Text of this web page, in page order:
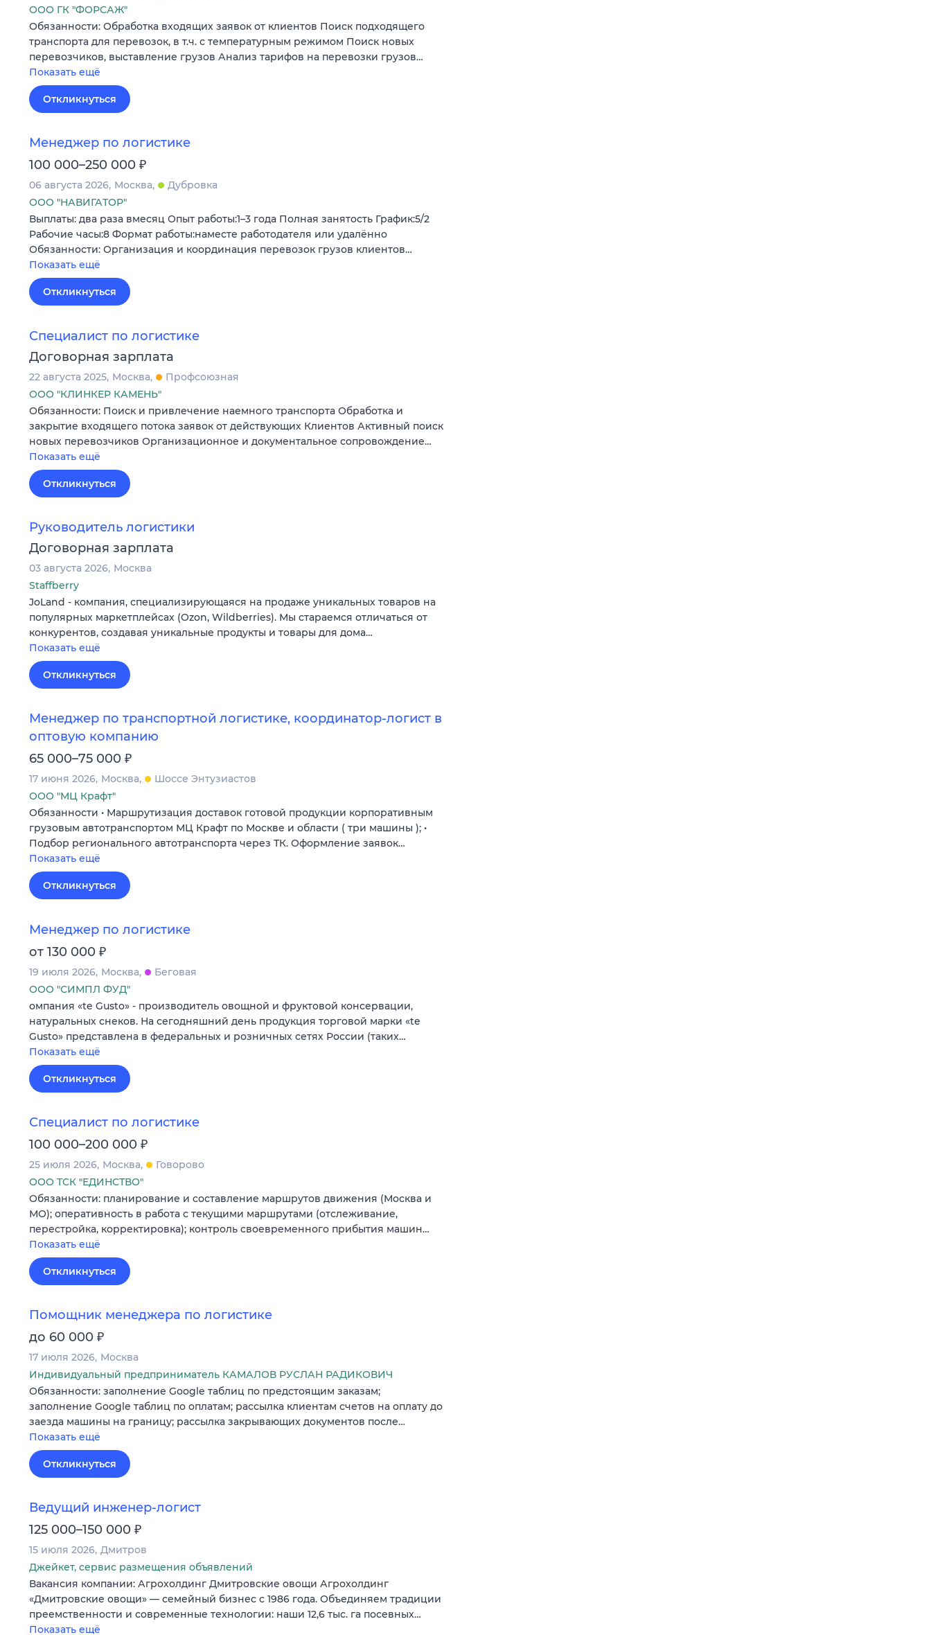
ООО ГК "ФОРСАЖ"
Обязанности: Обработка входящих заявок от клиентов Поиск подходящего
транспорта для перевозок, в т.ч. с температурным режимом Поиск новых
перевозчиков, выставление грузов Анализ тарифов на перевозки грузов…
Показать ещё
Откликнуться
Менеджер по логистике
100 000–250 000 ₽
06 августа 2026 Москва
Дубровка
ООО "НАВИГАТОР"
Выплаты: два раза вмесяц Опыт работы:1–3 года Полная занятость График:5/2
Рабочие часы:8 Формат работы:наместе работодателя или удалённо
Обязанности: Организация и координация перевозок грузов клиентов…
Показать ещё
Откликнуться
Специалист по логистике
Договорная зарплата
22 августа 2025 Москва
Профсоюзная
ООО "КЛИНКЕР КАМЕНЬ"
Обязанности: Поиск и привлечение наемного транспорта Обработка и
закрытие входящего потока заявок от действующих Клиентов Активный поиск
новых перевозчиков Организационное и документальное сопровождение…
Показать ещё
Откликнуться
Руководитель логистики
Договорная зарплата
03 августа 2026 Москва
Staffberry
JoLand - компания, специализирующаяся на продаже уникальных товаров на
популярных маркетплейсах (Ozon, Wildberries). Мы стараемся отличаться от
конкурентов, создавая уникальные продукты и товары для дома…
Показать ещё
Откликнуться
Менеджер по транспортной логистике, координатор-логист в
оптовую компанию
65 000–75 000 ₽
17 июня 2026 Москва
Шоссе Энтузиастов
ООО "МЦ Крафт"
Обязанности • Маршрутизация доставок готовой продукции корпоративным
грузовым автотранспортом МЦ Крафт по Москве и области ( три машины ); •
Подбор регионального автотранспорта через ТК. Оформление заявок…
Показать ещё
Откликнуться
Менеджер по логистике
от 130 000 ₽
19 июля 2026 Москва
Беговая
ООО "СИМПЛ ФУД"
омпания «te Gusto» - производитель овощной и фруктовой консервации,
натуральных снеков. На сегодняшний день продукция торговой марки «te
Gusto» представлена в федеральных и розничных сетях России (таких…
Показать ещё
Откликнуться
Специалист по логистике
100 000–200 000 ₽
25 июля 2026 Москва
Говорово
ООО ТСК "ЕДИНСТВО"
Обязанности: планирование и составление маршрутов движения (Москва и
МО); оперативность в работа с текущими маршрутами (отслеживание,
перестройка, корректировка); контроль своевременного прибытия машин…
Показать ещё
Откликнуться
Помощник менеджера по логистике
до 60 000 ₽
17 июля 2026 Москва
Индивидуальный предприниматель КАМАЛОВ РУСЛАН РАДИКОВИЧ
Обязанности: заполнение Google таблиц по предстоящим заказам;
заполнение Google таблиц по оплатам; рассылка клиентам счетов на оплату до
заезда машины на границу; рассылка закрывающих документов после…
Показать ещё
Откликнуться
Ведущий инженер-логист
125 000–150 000 ₽
15 июля 2026 Дмитров
Джейкет, сервис размещения объявлений
Вакансия компании: Агрохолдинг Дмитровские овощи Агрохолдинг
«Дмитровские овощи» — семейный бизнес с 1986 года. Объединяем традиции
преемственности и современные технологии: наши 12,6 тыс. га посевных…
Показать ещё